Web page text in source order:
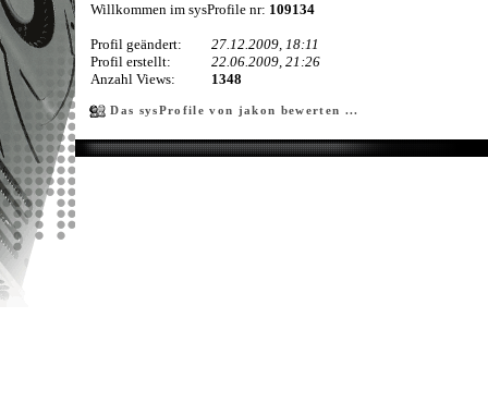
Willkommen im sysProfile nr: 109134
Profil geändert:
27.12.2009, 18:11
Profil erstellt:
22.06.2009, 21:26
Anzahl Views:
1348
Das sysProfile von jakon bewerten ...